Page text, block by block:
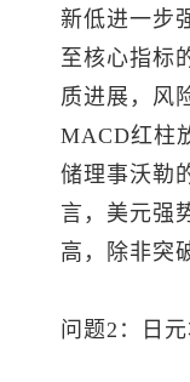
新低进一步
至核心指标
质进展，风
MACD红柱
储理事沃勒
言，美元强
高，除非突
问题2：日